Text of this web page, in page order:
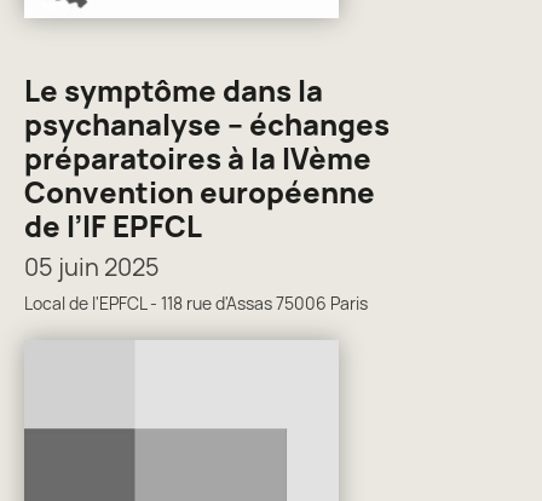
Le symptôme dans la
psychanalyse – échanges
préparatoires à la IVème
Convention européenne
de l’IF EPFCL
05 juin 2025
Local de l'EPFCL - 118 rue d'Assas 75006 Paris